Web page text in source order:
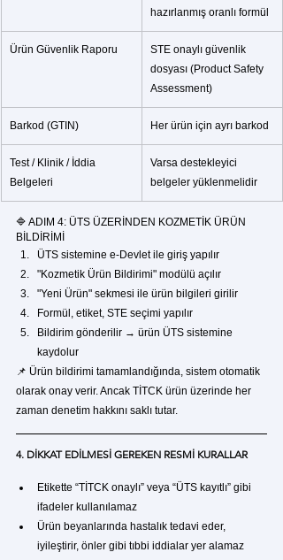
hazırlanmış oranlı formül
Ürün Güvenlik Raporu
STE onaylı güvenlik
dosyası (Product Safety
Assessment)
Barkod (GTIN) Her ürün için ayrı barkod
Test / Klinik / İddia
Belgeleri
Varsa destekleyici
belgeler yüklenmelidir
🔷 ADIM 4: ÜTS ÜZERİNDEN KOZMETİK ÜRÜN
BİLDİRİMİ
ÜTS sistemine e-Devlet ile giriş yapılır
"Kozmetik Ürün Bildirimi" modülü açılır
"Yeni Ürün" sekmesi ile ürün bilgileri girilir
Formül, etiket, STE seçimi yapılır
Bildirim gönderilir → ürün ÜTS sistemine
kaydolur
📌 Ürün bildirimi tamamlandığında, sistem otomatik
olarak onay verir. Ancak TİTCK ürün üzerinde her
zaman denetim hakkını saklı tutar.
4. DİKKAT EDİLMESİ GEREKEN RESMİ KURALLAR
Etikette “TİTCK onaylı” veya “ÜTS kayıtlı” gibi
ifadeler kullanılamaz
Ürün beyanlarında hastalık tedavi eder,
iyileştirir, önler gibi tıbbi iddialar yer alamaz